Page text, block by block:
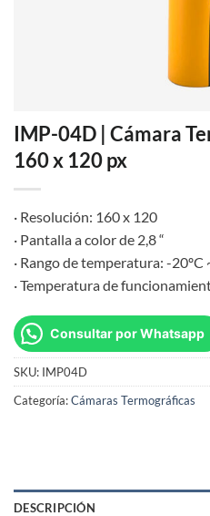
IMP-04D | Cámara
160 x 120 px
· Resolución: 160 x 120
· Pantalla a color de 2,8 “
· Rango de temperatura: -20ºC
· Temperatura de
Consultar por Whatsapp
SKU: IMP04D
Categoría:Cámaras Termográficas
DESCRIPCIÓN